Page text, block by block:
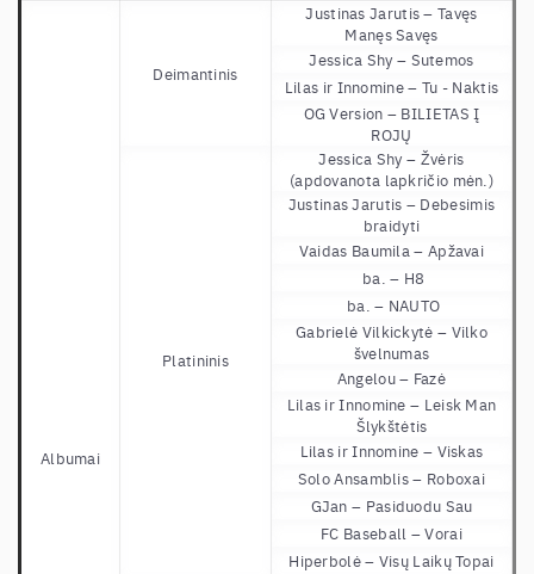
Albumai
Deimantinis
Justinas Jarutis – Tavęs
Manęs Savęs
Jessica Shy – Sutemos
Lilas ir Innomine – Tu - Naktis
OG Version – BILIETAS Į
ROJŲ
Platininis
Jessica Shy – Žvėris
(apdovanota lapkričio mėn.)
Justinas Jarutis – Debesimis
braidyti
Vaidas Baumila – Apžavai
ba. – H8
ba. – NAUTO
Gabrielė Vilkickytė – Vilko
švelnumas
Angelou – Fazė
Lilas ir Innomine – Leisk Man
Šlykštėtis
Lilas ir Innomine – Viskas
Solo Ansamblis – Roboxai
GJan – Pasiduodu Sau
FC Baseball – Vorai
Hiperbolė – Visų Laikų Topai